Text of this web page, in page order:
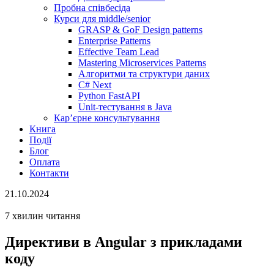
Пробна співбесіда
Курси для middle/senior
GRASP & GoF Design patterns
Enterprise Patterns
Effective Team Lead
Mastering Microservices Patterns
Алгоритми та структури даних
C# Next
Python FastAPI
Unit-тестування в Java
Кар’єрне консультування
Книга
Події
Блог
Оплата
Контакти
21.10.2024
7 хвилин читання
Директиви в Angular з прикладами
коду